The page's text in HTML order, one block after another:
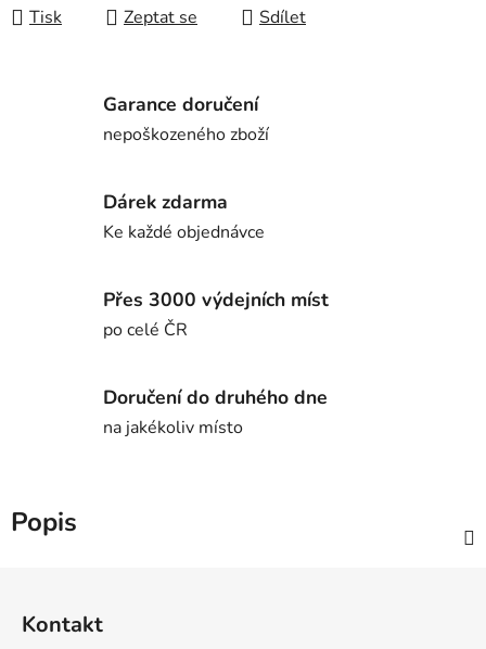
Tisk Zeptat se Sdílet
Garance doručení
nepoškozeného zboží
Dárek zdarma
Ke každé objednávce
Přes 3000 výdejních míst
po celé ČR
Doručení do druhého dne
na jakékoliv místo
Popis
Kontakt